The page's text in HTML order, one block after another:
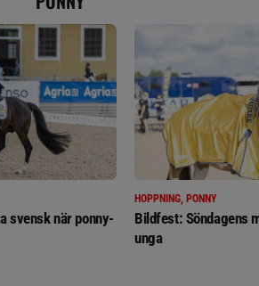
svensk när ponny-
HOPPNING, PONNY
Bildfest: Söndagens
unga